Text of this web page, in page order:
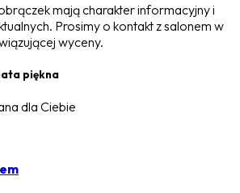
mają charakter informacyjny i
Prosimy o kontakt z salonem w
wyceny.
piękna
dla Ciebie